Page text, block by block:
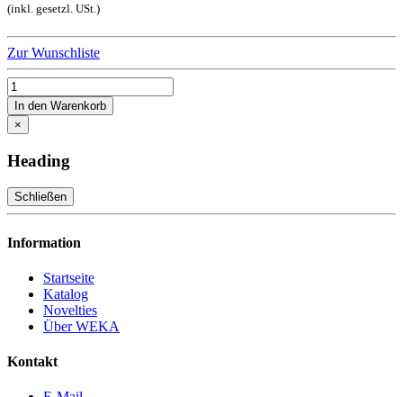
(inkl. gesetzl. USt.)
Zur Wunschliste
In den Warenkorb
×
Heading
Schließen
Information
Startseite
Katalog
Novelties
Über WEKA
Kontakt